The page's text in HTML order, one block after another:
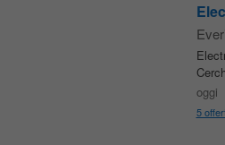
oggi
5